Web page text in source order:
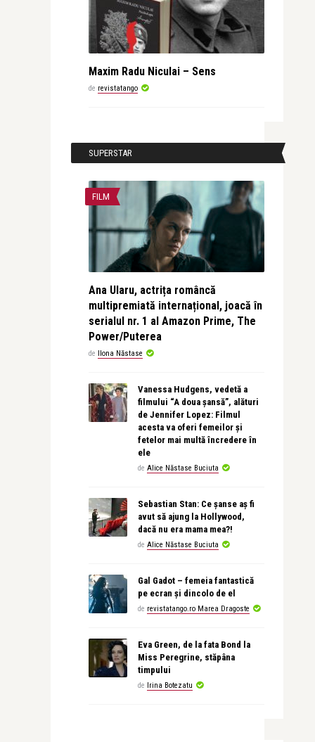
Maxim Radu Niculai – Sens
de revistatango
SUPERSTAR
FILM
Ana Ularu, actrița româncă
multipremiată internațional, joacă în
serialul nr. 1 al Amazon Prime, The
Power/Puterea
de Ilona Năstase
Vanessa Hudgens, vedetă a
filmului “A doua șansă”, alături
de Jennifer Lopez: Filmul
acesta va oferi femeilor și
fetelor mai multă încredere în
ele
de Alice Năstase Buciuta
Sebastian Stan: Ce șanse aș fi
avut să ajung la Hollywood,
dacă nu era mama mea?!
de Alice Năstase Buciuta
Gal Gadot – femeia fantastică
pe ecran și dincolo de el
de revistatango.ro Marea Dragoste
Eva Green, de la fata Bond la
Miss Peregrine, stăpâna
timpului
de Irina Botezatu